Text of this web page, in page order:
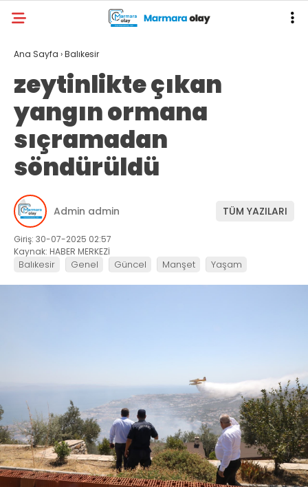
Ana Sayfa ›Balıkesir
zeytinlikte çıkan
yangın ormana
sıçramadan
söndürüldü
Admin admin TÜM YAZILARI
Giriş: 30-07-2025 02:57
Kaynak: HABER MERKEZİ
Balıkesir Genel Güncel Manşet Yaşam